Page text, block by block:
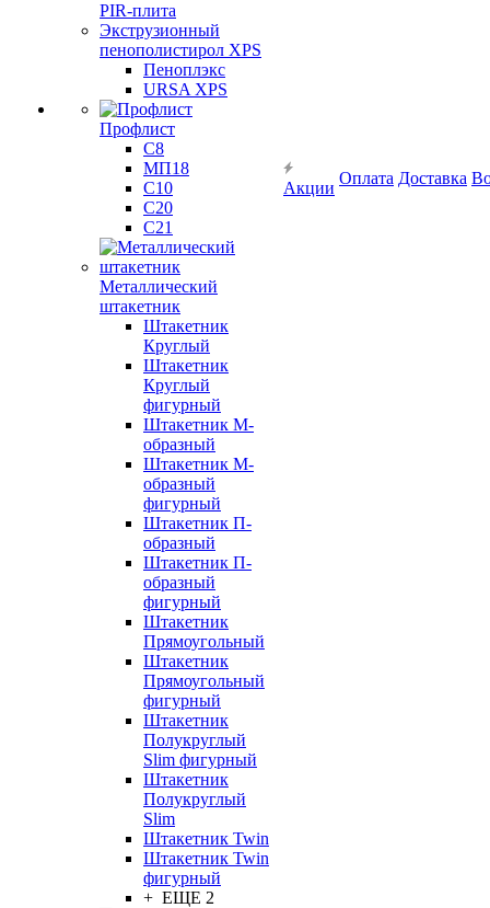
PIR-плита
Экструзионный
пенополистирол XPS
Пеноплэкс
URSA XPS
Профлист
С8
МП18
С10
С20
С21
Металлический
штакетник
Штакетник
Круглый
Штакетник
Круглый
фигурный
Штакетник М-
образный
Штакетник М-
образный
фигурный
Штакетник П-
образный
Штакетник П-
образный
фигурный
Штакетник
Прямоугольный
Штакетник
Прямоугольный
фигурный
Штакетник
Полукруглый
Slim фигурный
Штакетник
Полукруглый
Slim
Штакетник Twin
Штакетник Twin
фигурный
+ ЕЩЕ 2
Акции
Оплата Доставка